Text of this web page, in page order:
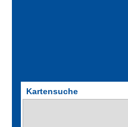
Kartensuche